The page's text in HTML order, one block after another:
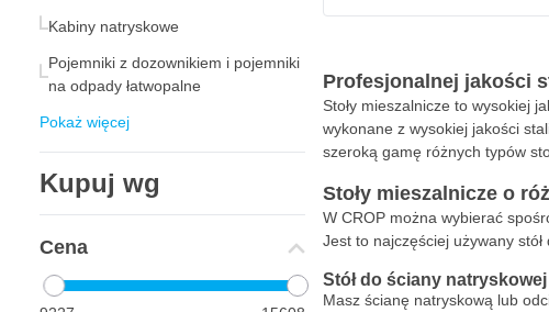
Kabiny natryskowe
Pojemniki z dozownikiem i pojemniki
na odpady łatwopalne
Pokaż więcej
Kupuj wg
Cena
Profesjonalnej jakości
Stoły mieszalnicze to wysokiej
wykonane z wysokiej jakości
szeroką gamę różnych typów
Stoły mieszalnicze o
W CROP można wybierać
Jest to najczęściej używany
Stół do ściany
Masz ścianę natryskową lub